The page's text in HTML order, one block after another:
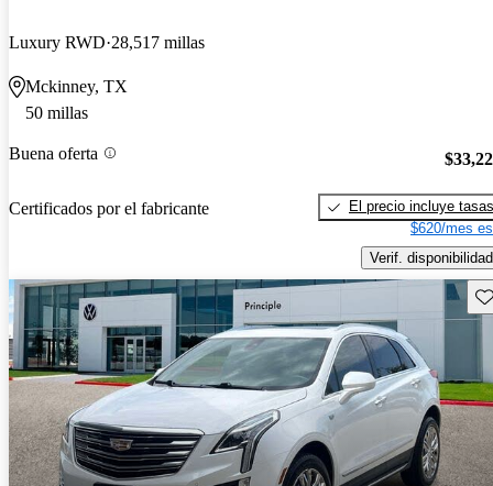
Luxury RWD 28,517 millas
Mckinney, TX
50 millas
Buena oferta
Certificados por el fabricante
El precio incluye tasas
$620/mes
Verif. disponibilidad